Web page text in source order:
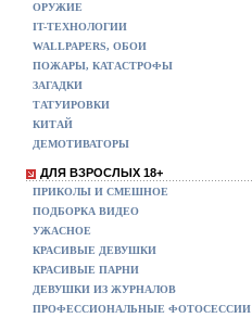
ОРУЖИЕ
IT-ТЕХНОЛОГИИ
WALLPAPERS, ОБОИ
ПОЖАРЫ, КАТАСТРОФЫ
ЗАГАДКИ
ТАТУИРОВКИ
КИТАЙ
ДЕМОТИВАТОРЫ
ДЛЯ ВЗРОСЛЫХ 18+
ПРИКОЛЫ И СМЕШНОЕ
ПОДБОРКА ВИДЕО
УЖАСНОЕ
КРАСИВЫЕ ДЕВУШКИ
КРАСИВЫЕ ПАРНИ
ДЕВУШКИ ИЗ ЖУРНАЛОВ
ПРОФЕССИОНАЛЬНЫЕ ФОТОСЕССИИ